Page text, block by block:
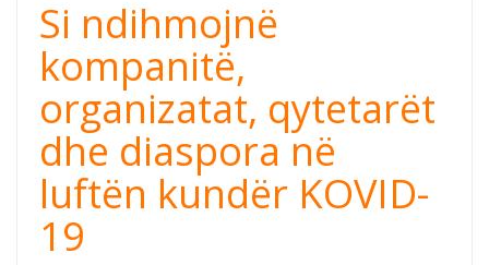
Si ndihmojnë
kompanitë,
organizatat, qytetarët
dhe diaspora në
luftën kundër KOVID-
19